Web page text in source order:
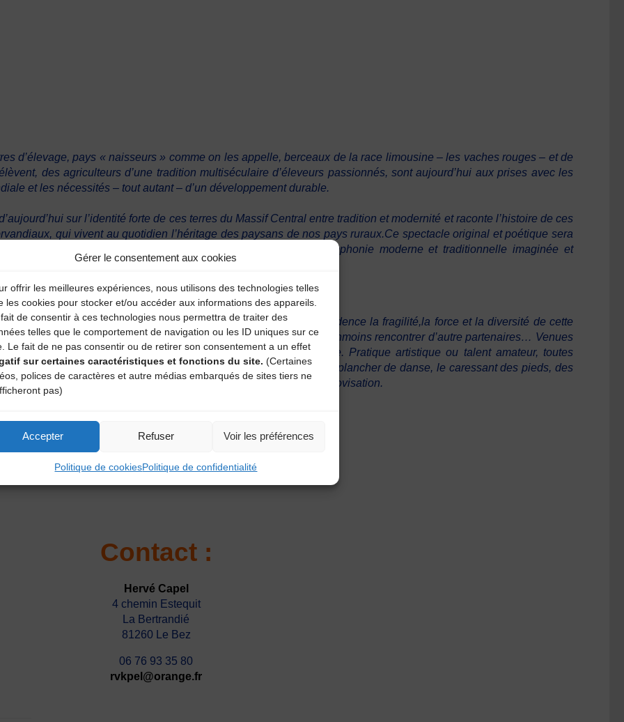
Gérer le consentement aux cookies
offrir les meilleures expériences, nous utilisons des technologies telles
les cookies pour stocker et/ou accéder aux informations des appareils.
de consentir à ces technologies nous permettra de traiter des
telles que le comportement de navigation ou les ID uniques sur ce
Le fait de ne pas consentir ou de retirer son consentement a un effet
sur certaines caractéristiques et fonctions du site. (Certaines
polices de caractères et autre médias embarqués de sites tiers ne
pas)
Accepter Refuser Voir les préférences
Politique de cookiesPolitique de confidentialité
d’élevage, pays « naisseurs » comme on les appelle, berceaux de la race limousine – les vaches rouges – et de
des agriculteurs d’une tradition multiséculaire d’éleveurs passionnés, sont aujourd’hui aux prises avec les
et les nécessités – tout autant – d’un développement durable.
sur l’identité forte de ces terres du Massif Central entre tradition et modernité et raconte l’histoire de ces
qui vivent au quotidien l’héritage des paysans de nos pays ruraux.Ce spectacle original et poétique sera
et musiciennes corréziens et morvandiaux dans une symphonie moderne et traditionnelle imaginée et
l’UGMM et Mémoires Vives et proposé par l’ADIAM Corrèze
temps, ce spectacle lie étroitement musique et danse, met en évidence la fragilité,la force et la diversité de cette
que l’on peut garder son propre style, sa propre régionalité et néanmoins rencontrer d’autre partenaires… Venues
une petite partie de la diversité auvergnate du 21e siècle. Pratique artistique ou talent amateur, toutes
Un moment intense parlant de soi et des autres. Faire parler le plancher de danse, le caressant des pieds, des
aux mots, privilégiant la recherche, la mémoire, l’intuition et l’improvisation.
Contact :
Hervé Capel
4 chemin Estequit
La Bertrandié
81260 Le Bez
06 76 93 35 80
rvkpel@orange.fr